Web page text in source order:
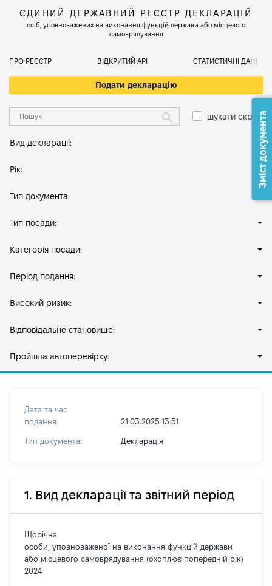
ЄДИНИЙ ДЕРЖАВНИЙ РЕЄСТР ДЕКЛАРАЦІЙ
осіб, уповноважених на виконання функцій держави або місцевого
самоврядування
ПРО РЕЄСТР ВІДКРИТИЙ АРІ СТАТИСТИЧНІ ДАНІ
Подати декларацію
шукати скрізь
Вид декларації:
Рік:
Тип документа:
Тип посади:
Категорія посади:
Період подання:
Високий ризик:
Відповідальне становище:
Пройшла автоперевірку:
Дата та час
подання:
21.03.2025 13:51
Тип документа: Декларація
1. Вид декларації та звітний період
Щорічна
особи, уповноваженої на виконання функцій держави
або місцевого самоврядування (охоплює попередній рік)
2024
Зміст документа